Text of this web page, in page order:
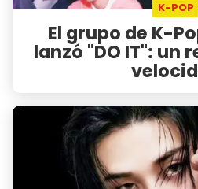
K-POP
El grupo de K-
lanzó "DO IT": un